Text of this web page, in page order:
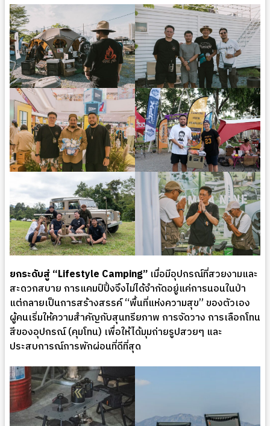
ยกระดับสู่ “Lifestyle Camping” เมื่อมีอุปกรณ์ที่สวยงามและ
สะดวกสบาย การแคมป์ปิ้งจึงไม่ได้จำกัดอยู่แค่การนอนในป่า
แต่กลายเป็นการสร้างสรรค์ “พื้นที่แห่งความสุข” ของตัวเอง
ผู้คนเริ่มให้ความสำคัญกับสุนทรียภาพ การจัดวาง การเลือกโทน
สีของอุปกรณ์ (คุมโทน) เพื่อให้ได้มุมถ่ายรูปสวยๆ และ
ประสบการณ์การพักผ่อนที่ดีที่สุด